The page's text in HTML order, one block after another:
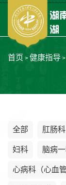
首页 > 健康指导>
全部 肛肠科
妇科 脑病
心病科（心血管